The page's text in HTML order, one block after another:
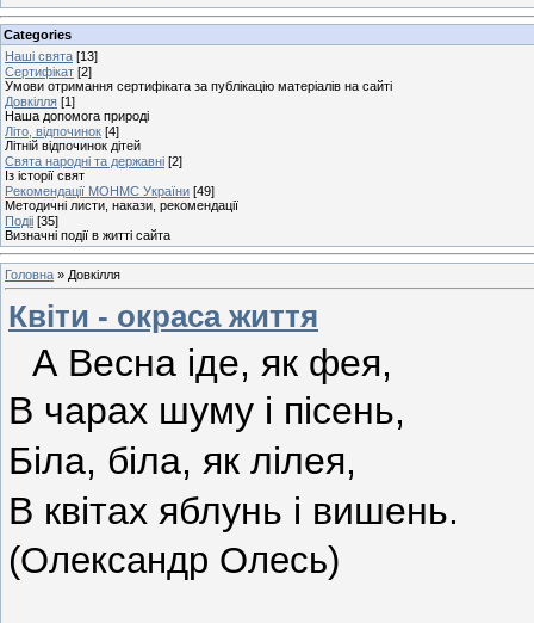
Categories
Наші свята [13]
Сертифікат [2]
Умови отримання сертифіката за публікацію матеріалів на сайті
Довкілля [1]
Наша допомога природі
Літо, відпочинок [4]
Літній відпочинок дітей
Свята народні та державні [2]
Із історії свят
Рекомендації МОНМС України [49]
Методичні листи, накази, рекомендації
Подіі [35]
Визначні події в житті сайта
Головна » Довкілля
Квіти - окраса життя
А Весна іде, як фея,
В чарах шуму і пісень,
Біла, біла, як лілея,
В квітах яблунь і вишень.
(Олександр Олесь)